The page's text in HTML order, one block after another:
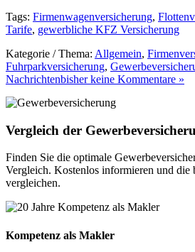
Tags: Firmenwagenversicherung,
Tarife, gewerbliche KFZ Versicherung
Kategorie / Thema: Allgemein,
Fuhrparkversicherung,
Nachrichtenbisher keine Kommentare »
Vergleich der
Finden Sie die optimale
Vergleich. Kostenlos informieren und die
vergleichen.
Kompetenz als Makler